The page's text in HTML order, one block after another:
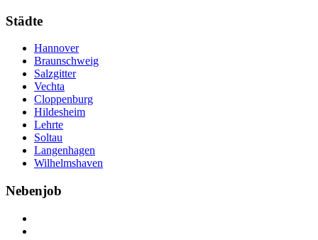
Städte
Hannover
Braunschweig
Salzgitter
Vechta
Cloppenburg
Hildesheim
Lehrte
Soltau
Langenhagen
Wilhelmshaven
Nebenjob